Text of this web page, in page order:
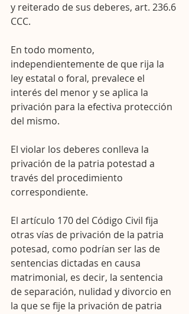
y reiterado de sus deberes, art. 236.6
CCC.
En todo momento,
independientemente de que rija la
ley estatal o foral, prevalece el
interés del menor y se aplica la
privación para la efectiva protección
del mismo.
El violar los deberes conlleva la
privación de la patria potestad a
través del procedimiento
correspondiente.
El artículo 170 del Código Civil fija
otras vías de privación de la patria
potesad, como podrían ser las de
sentencias dictadas en causa
matrimonial, es decir, la sentencia
de separación, nulidad y divorcio en
la que se fije la privación de patria